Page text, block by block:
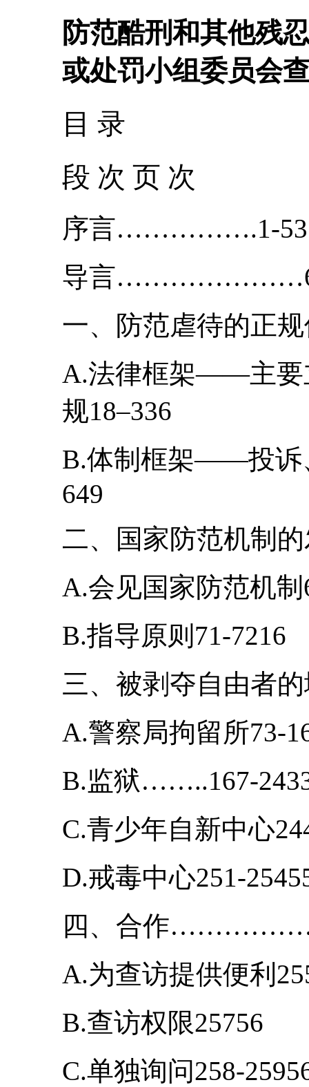
防范酷刑和其他残
或处罚小组委员会
目 录
段 次 页 次
序言…………….1-53
导言
一、防范虐待的正
A.法律框架――主要
规18–336
B.体制框架――投诉
649
二、国家防范机制
A.会见国家防范机制
B.指导原则71-7216
三、被剥夺自由者
A.警察局拘留所73-
B.监狱……..167-
C.青少年自新中心
D.戒毒中心251-
四、合作
A.为查访提供便利
B.查访权限25756
C.单独询问258-